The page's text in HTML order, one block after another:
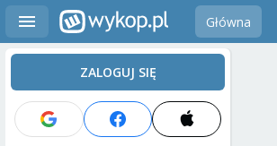
Główna
ZALOGUJ SIĘ